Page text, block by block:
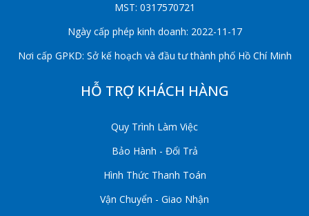
MST: 0317570721
Ngày cấp phép kinh doanh: 2022-11-17
Nơi cấp GPKD: Sở kế hoạch và đầu tư thành phố Hồ Chí Minh
HỖ TRỢ KHÁCH HÀNG
Quy Trình Làm Việc
Bảo Hành - Đổi Trả
Hình Thức Thanh Toán
Vận Chuyển - Giao Nhận